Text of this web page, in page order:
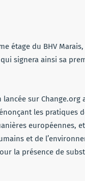
étage du BHV Marais,
signera ainsi sa
sur Change.org
les pratiques
européennes,
et de
la présence de